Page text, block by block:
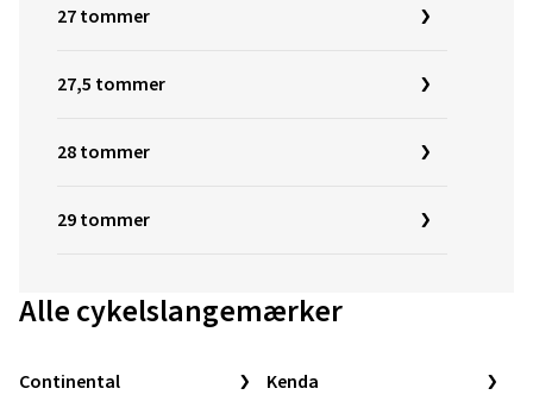
27 tommer
27,5 tommer
28 tommer
29 tommer
Alle cykelslangemærker
Continental Kenda